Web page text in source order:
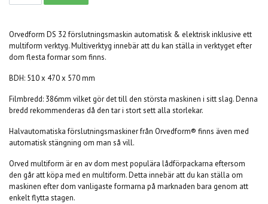
Orvedform DS 32 förslutningsmaskin automatisk & elektrisk inklusive ett
multiform verktyg. Multiverktyg innebär att du kan ställa in verktyget efter
dom flesta formar som finns.
BDH: 510 x 470 x 570 mm
Filmbredd: 386mm vilket gör det till den största maskinen i sitt slag. Denna
bredd rekommenderas då den tar i stort sett alla storlekar.
Halvautomatiska förslutningsmaskiner från Orvedform® finns även med
automatisk stängning om man så vill.
Orved multiform är en av dom mest populära lådförpackarna eftersom
den går att köpa med en multiform. Detta innebär att du kan ställa om
maskinen efter dom vanligaste formarna på marknaden bara genom att
enkelt flytta stagen.